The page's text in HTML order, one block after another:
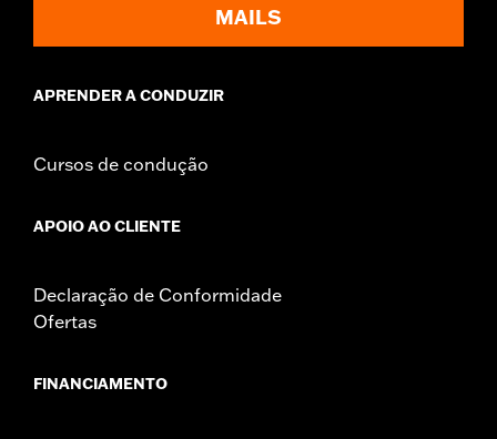
MAILS
APRENDER A CONDUZIR
Cursos de condução
APOIO AO CLIENTE
Declaração de Conformidade
Ofertas
FINANCIAMENTO